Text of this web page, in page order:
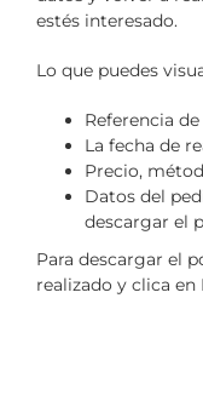
estés interesado.
Lo que puedes
Referencia
La fecha de
Precio,
Datos del
descargar el
Para descargar el
realizado y clica en